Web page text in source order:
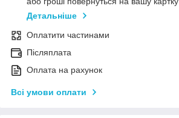
Детальніше
Оплатити частинами
Післяплата
Оплата на рахунок
Всі умови оплати